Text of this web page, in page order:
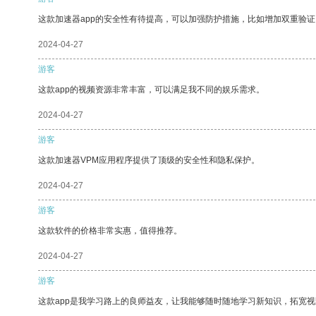
这款加速器app的安全性有待提高，可以加强防护措施，比如增加双重验
2024-04-27
游客
这款app的视频资源非常丰富，可以满足我不同的娱乐需求。
2024-04-27
游客
这款加速器VPM应用程序提供了顶级的安全性和隐私保护。
2024-04-27
游客
这款软件的价格非常实惠，值得推荐。
2024-04-27
游客
这款app是我学习路上的良师益友，让我能够随时随地学习新知识，拓宽